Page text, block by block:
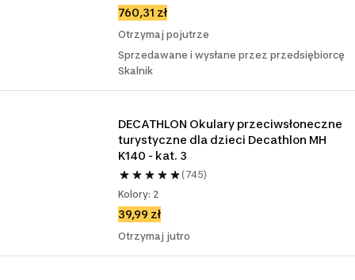
760,31 zł
Otrzymaj pojutrze
Sprzedawane i wysłane przez przedsiębiorcę
Skalnik
DECATHLON Okulary przeciwsłoneczne
turystyczne dla dzieci Decathlon MH
K140 - kat. 3
(745)
Kolory: 2
39,99 zł
Otrzymaj jutro